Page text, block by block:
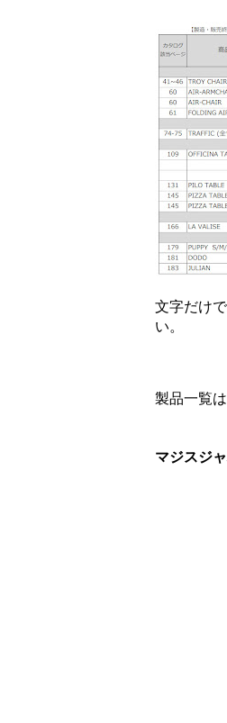
文字だけ
い。
製品一覧
マジスジ